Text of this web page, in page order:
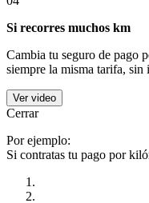
Si recorres muchos km
Cambia tu seguro de pago
siempre la misma tarifa, sin
Ver video
Cerrar
Por ejemplo:
Si contratas tu pago por